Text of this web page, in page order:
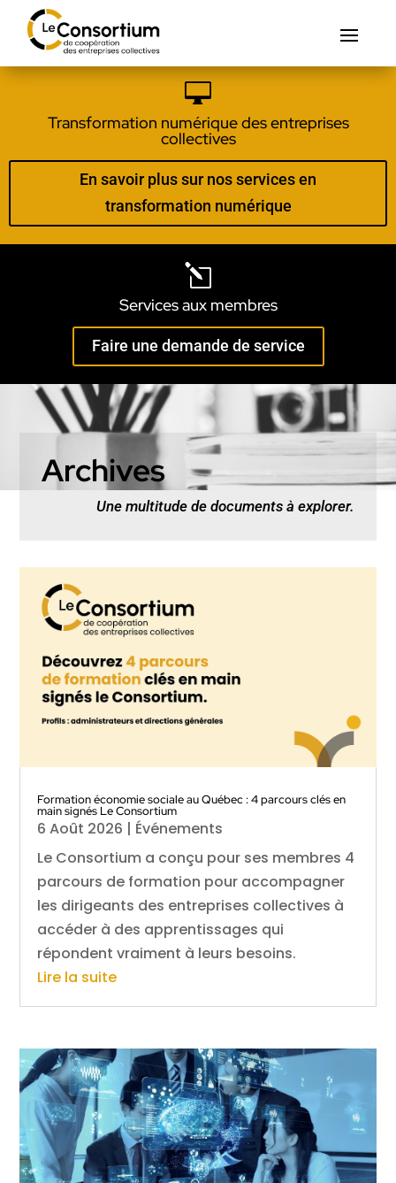

Transformation numérique des entreprises
collectives
En savoir plus sur nos services en
transformation numérique
l
Services aux membres
Faire une demande de service
Archives
Une multitude de documents à explorer.
Formation économie sociale au Québec : 4 parcours clés en
main signés Le Consortium
6 Août 2026 | Événements
Le Consortium a conçu pour ses membres 4
parcours de formation pour accompagner
les dirigeants des entreprises collectives à
accéder à des apprentissages qui
répondent vraiment à leurs besoins.
Lire la suite